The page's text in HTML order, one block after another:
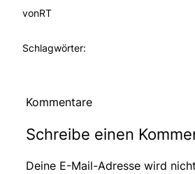
vonRT
Schlagwörter:
Kommentare
Schreibe einen
Deine E-Mail-Adresse wird